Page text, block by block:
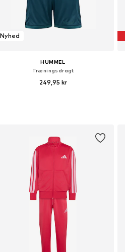
Nyhed
HUMMEL
Træningsdragt
249,95 kr